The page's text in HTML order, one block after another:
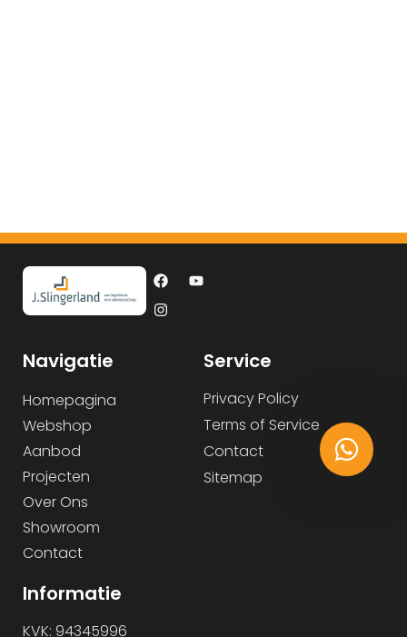
Navigatie
Homepagina
Webshop
Aanbod
Projecten
Over Ons
Showroom
Contact
Service
Privacy Policy
Terms of Service
Contact
Sitemap
Informatie
KVK: 94345996